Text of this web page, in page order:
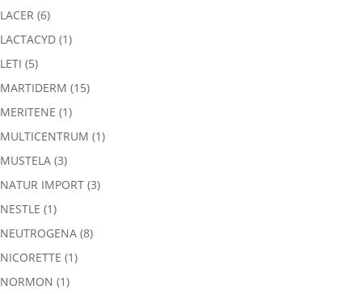
LACER (6)
LACTACYD (1)
LETI (5)
MARTIDERM (15)
MERITENE (1)
MULTICENTRUM (1)
MUSTELA (3)
NATUR IMPORT (3)
NESTLE (1)
NEUTROGENA (8)
NICORETTE (1)
NORMON (1)